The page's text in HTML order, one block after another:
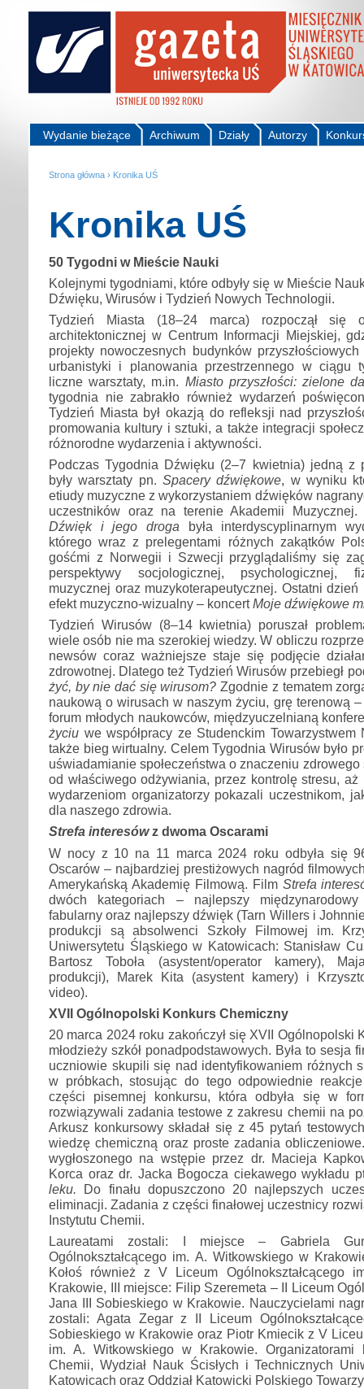
Autorzy
Działy
Archiwum
Wydanie bieżące
Strona główna › Kronika UŚ
Kronika UŚ
50 Tygodni w Mieście Nauki
Kolejnymi tygodniami, które odbyły się w Mieście
Dźwięku, Wirusów i Tydzień Nowych Technologii.
Tydzień Miasta (18–24 marca) rozpoczął się
architektonicznej w Centrum Informacji Miejskiej,
projekty nowoczesnych budynków
urbanistyki i planowania przestrzennego w ciągu
liczne warsztaty, m.in. Miasto przyszłości: zielone
tygodnia nie zabrakło również wydarzeń
Tydzień Miasta był okazją do refleksji nad
promowania kultury i sztuki, a także integracji
różnorodne wydarzenia i aktywności.
Podczas Tygodnia Dźwięku (2–7 kwietnia) jedną z
były warsztaty pn. Spacery dźwiękowe, w wyniku
etiudy muzyczne z wykorzystaniem dźwięków
uczestników oraz na terenie Akademii Muzycznej.
Dźwięk i jego droga była interdyscyplinarnym
którego wraz z prelegentami różnych zakątków
gośćmi z Norwegii i Szwecji przyglądaliśmy się
perspektywy socjologicznej, psychologicznej,
muzycznej oraz muzykoterapeutycznej. Ostatni dzień
efekt muzyczno-wizualny – koncertMoje dźwiękowe
Tydzień Wirusów (8–14 kwietnia) poruszał
wiele osób nie ma szerokiej wiedzy. W obliczu
newsów coraz ważniejsze staje się podjęcie
zdrowotnej. Dlatego też Tydzień Wirusów przebiegł
żyć, by nie dać się wirusom? Zgodnie z tematem
naukową o wirusach w naszym życiu, grę terenową
forum młodych naukowców, międzyuczelnianą
życiu we współpracy ze Studenckim
także bieg wirtualny. Celem Tygodnia Wirusów było
uświadamianie społeczeństwa o znaczeniu
od właściwego odżywiania, przez kontrolę stresu,
wydarzeniom organizatorzy pokazali uczestnikom,
dla naszego zdrowia.
Strefa interesówz dwoma Oscarami
W nocy z 10 na 11 marca 2024 roku odbyła się
Oscarów – najbardziej prestiżowych nagród
Amerykańską Akademię Filmową. Film Strefa
dwóch kategoriach – najlepszy międzynarodowy
fabularny oraz najlepszy dźwięk (Tarn Willers i
produkcji są absolwenci Szkoły Filmowej im.
Uniwersytetu Śląskiego w Katowicach: Stanisław
Bartosz Toboła (asystent/operator kamery),
produkcji), Marek Kita (asystent kamery) i
video).
XVII Ogólnopolski Konkurs Chemiczny
20 marca 2024 roku zakończył się XVII Ogólnopolski
młodzieży szkół ponadpodstawowych. Była to sesja
uczniowie skupili się nad identyfikowaniem różnych
w próbkach, stosując do tego odpowiednie
części pisemnej konkursu, która odbyła się w
rozwiązywali zadania testowe z zakresu chemii na
Arkusz konkursowy składał się z 45 pytań
wiedzę chemiczną oraz proste zadania
wygłoszonego na wstępie przez dr. Macieja
Korca oraz dr. Jacka Bogocza ciekawego wykładu
leku. Do finału dopuszczono 20 najlepszych
eliminacji. Zadania z części finałowej uczestnicy
Instytutu Chemii.
Laureatami zostali: I miejsce – Gabriela
Ogólnokształcącego im. A. Witkowskiego w
Kołoś również z V Liceum Ogólnokształcącego
Krakowie, III miejsce: Filip Szeremeta – II Liceum
Jana III Sobieskiego w Krakowie. Nauczycielami
zostali: Agata Zegar z II Liceum
Sobieskiego w Krakowie oraz Piotr Kmiecik z V
im. A. Witkowskiego w Krakowie. Organizatorami
Chemii, Wydział Nauk Ścisłych i Technicznych
Katowicach oraz Oddział Katowicki Polskiego